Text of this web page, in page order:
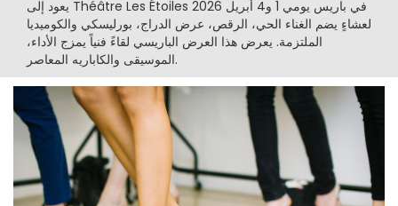
يعود إلى Théâtre Les Étoiles في باريس يومي 1 و4 أبريل 2026
لعشاءٍ يضم الغناء الحي، الرقص، عرض الدراج، بورليسكي والكوميديا
الملتزمة. يعرض هذا العرض الباريسي لقاءً فنياً يمزج الأداء،
الموسيقى والكاباريه المعاصر.